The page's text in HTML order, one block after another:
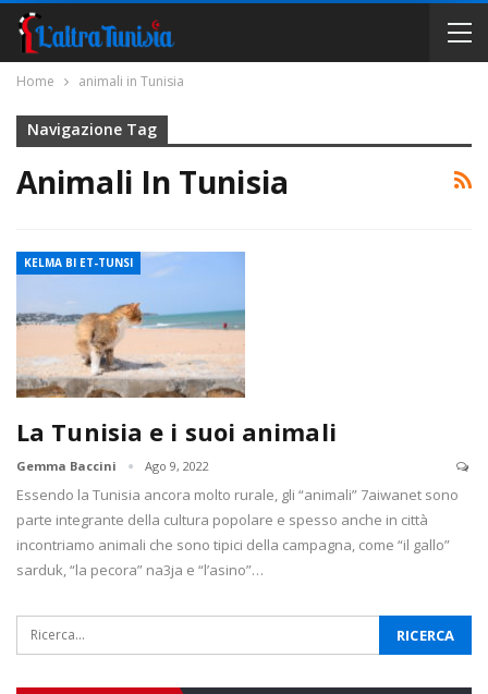
Home animali in Tunisia
Navigazione Tag
Animali In Tunisia
KELMA BI ET-TUNSI
La Tunisia e i suoi animali
Gemma Baccini Ago 9, 2022
Essendo la Tunisia ancora molto rurale, gli “animali” 7aiwanet sono
parte integrante della cultura popolare e spesso anche in città
incontriamo animali che sono tipici della campagna, come “il gallo”
sarduk, “la pecora” na3ja e “l’asino”…